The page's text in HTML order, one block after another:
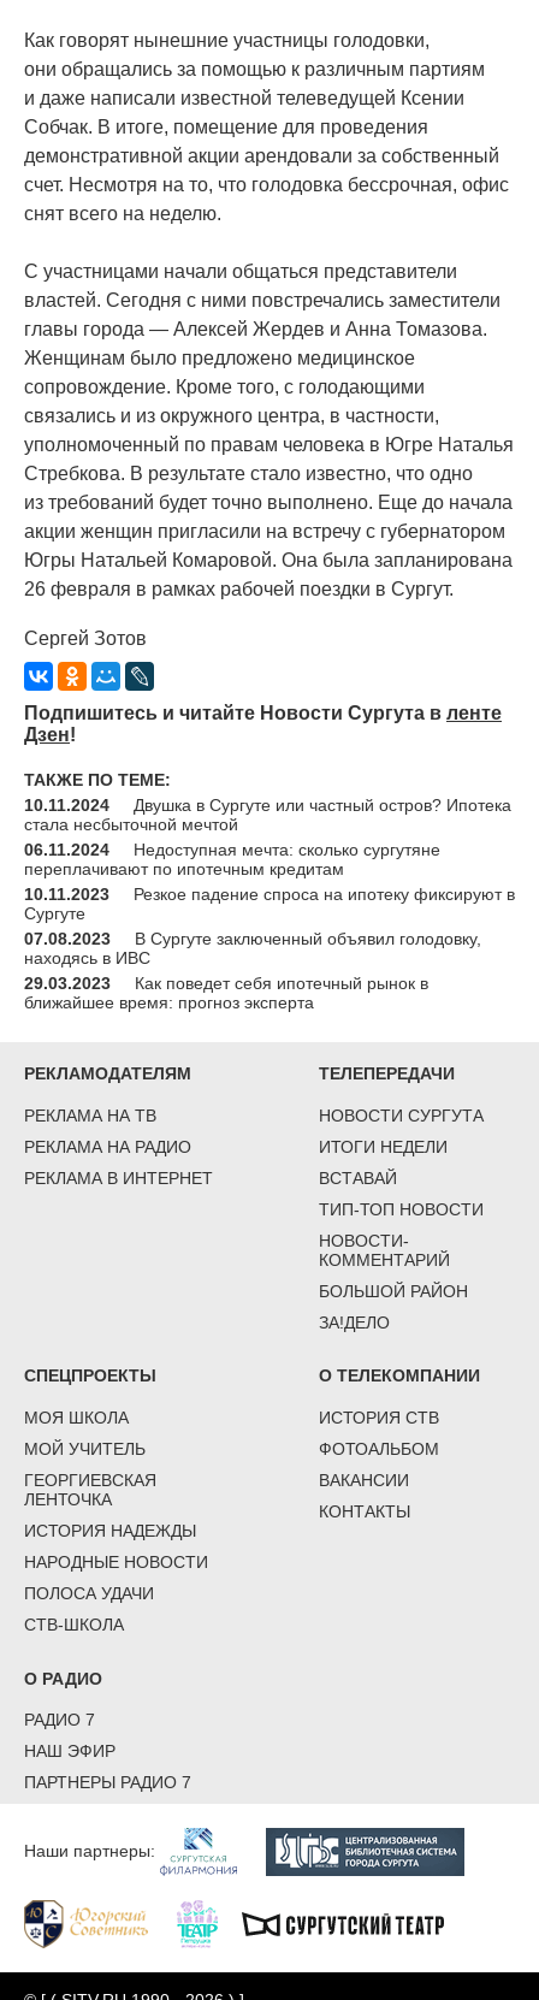
Как говорят нынешние участницы голодовки,
они обращались за помощью к различным партиям
и даже написали известной телеведущей Ксении
Собчак. В итоге, помещение для проведения
демонстративной акции арендовали за собственный
счет. Несмотря на то, что голодовка бессрочная, офис
снят всего на неделю.
С участницами начали общаться представители
властей. Сегодня с ними повстречались заместители
главы города — Алексей Жердев и Анна Томазова.
Женщинам было предложено медицинское
сопровождение. Кроме того, с голодающими
связались и из окружного центра, в частности,
уполномоченный по правам человека в Югре Наталья
Стребкова. В результате стало известно, что одно
из требований будет точно выполнено. Еще до начала
акции женщин пригласили на встречу с губернатором
Югры Натальей Комаровой. Она была запланирована
26 февраля в рамках рабочей поездки в Сургут.
Сергей Зотов
Подпишитесь и читайте Новости Сургута в ленте
Дзен!
ТАКЖЕ ПО ТЕМЕ:
10.11.2024
Двушка в Сургуте или частный остров? Ипотека
стала несбыточной мечтой
06.11.2024
Недоступная мечта: сколько сургутяне
переплачивают по ипотечным кредитам
10.11.2023
Резкое падение спроса на ипотеку фиксируют в
Сургуте
07.08.2023
В Сургуте заключенный объявил голодовку,
находясь в ИВС
29.03.2023
Как поведет себя ипотечный рынок в
ближайшее время: прогноз эксперта
РЕКЛАМОДАТЕЛЯМ
РЕКЛАМА НА ТВ
РЕКЛАМА НА РАДИО
РЕКЛАМА В ИНТЕРНЕТ
ТЕЛЕПЕРЕДАЧИ
НОВОСТИ СУРГУТА
ИТОГИ НЕДЕЛИ
ВСТАВАЙ
ТИП-ТОП НОВОСТИ
НОВОСТИ-
КОММЕНТАРИЙ
БОЛЬШОЙ РАЙОН
ЗА!ДЕЛО
СПЕЦПРОЕКТЫ
МОЯ ШКОЛА
МОЙ УЧИТЕЛЬ
ГЕОРГИЕВСКАЯ
ЛЕНТОЧКА
ИСТОРИЯ НАДЕЖДЫ
НАРОДНЫЕ НОВОСТИ
ПОЛОСА УДАЧИ
СТВ-ШКОЛА
О ТЕЛЕКОМПАНИИ
ИСТОРИЯ СТВ
ФОТОАЛЬБОМ
ВАКАНСИИ
КОНТАКТЫ
О РАДИО
РАДИО 7
НАШ ЭФИР
ПАРТНЕРЫ РАДИО 7
Наши партнеры: